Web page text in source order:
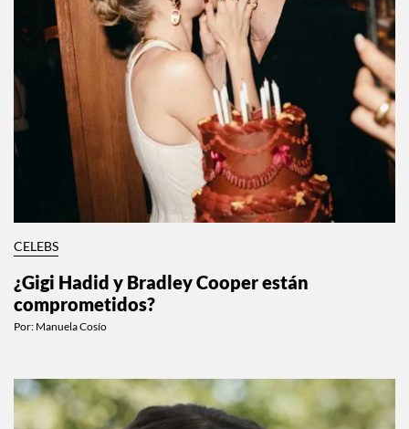
CELEBS
¿Gigi Hadid y Bradley Cooper están
comprometidos?
Por: Manuela Cosío